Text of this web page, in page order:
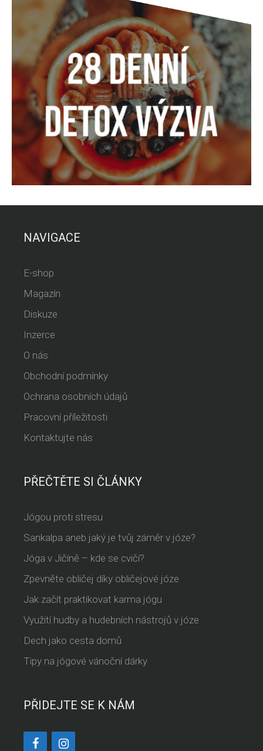
NAVIGACE
E-shop
Magazín
Diskuze
Inzerce
O nás
Obchodní podmínky
Ochrana osobních údajů
Pracovní příležitosti
Kontaktujte nás
PŘEČTĚTE SI ČLÁNKY
Jógou proti stresu
Sankalpa aneb jaký je tvůj záměr v józe?
Jóga v Jičíně – kde se cvičí?
Zpevněte obličej díky obličejové józe
Jak začít praktikovat karma jógu
Využití hudby a hudebních nástrojů v józe
Dech jako cesta domů
Tipy na jógové vánoční dárky
PŘIDEJTE SE K NÁM